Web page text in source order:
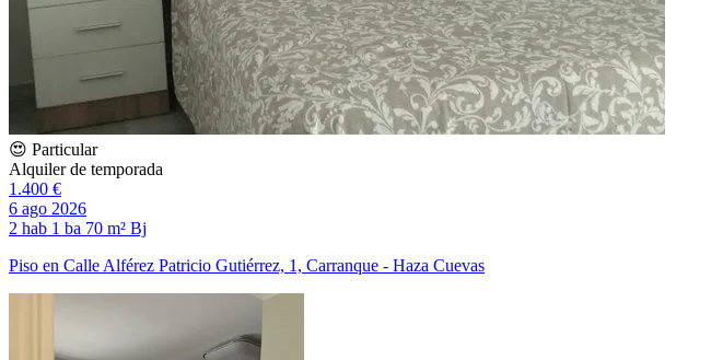
😍 Particular
Alquiler de temporada
1.400 €
6 ago 2026
2 hab 1 ba 70 m² Bj
Piso en Calle Alférez Patricio Gutiérrez, 1, Carranque - Haza Cuevas